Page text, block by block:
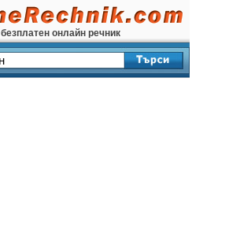
безплатен онлайн речник